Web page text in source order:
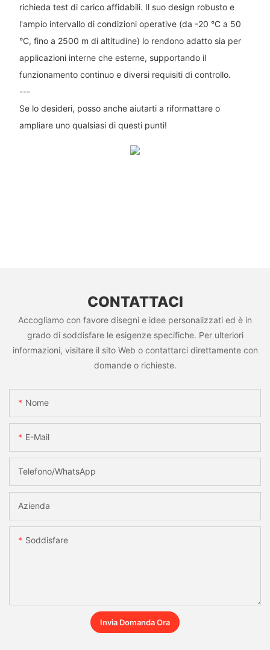
richieda test di carico affidabili. Il suo design robusto e
l'ampio intervallo di condizioni operative (da -20 °C a 50
°C, fino a 2500 m di altitudine) lo rendono adatto sia per
applicazioni interne che esterne, supportando il
funzionamento continuo e diversi requisiti di controllo.
---
Se lo desideri, posso anche aiutarti a riformattare o
ampliare uno qualsiasi di questi punti!
CONTATTACI
Accogliamo con favore disegni e idee personalizzati ed è in
grado di soddisfare le esigenze specifiche. Per ulteriori
informazioni, visitare il sito Web o contattarci direttamente con
domande o richieste.
Nome
E-Mail
Telefono/WhatsApp
Azienda
Soddisfare
Invia Domanda Ora